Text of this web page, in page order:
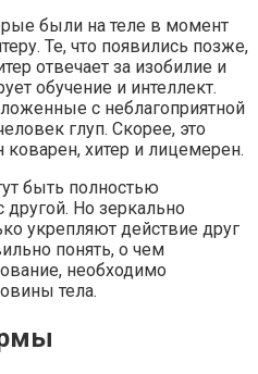
были на теле в момент
Те, что появились позже,
отвечает за изобилие и
обучение и интеллект.
с неблагоприятной
глуп. Скорее, это
коварен, хитер и лицемерен.
быть полностью
Но зеркально
укрепляют действие друг
понять, о чем
необходимо
тела.